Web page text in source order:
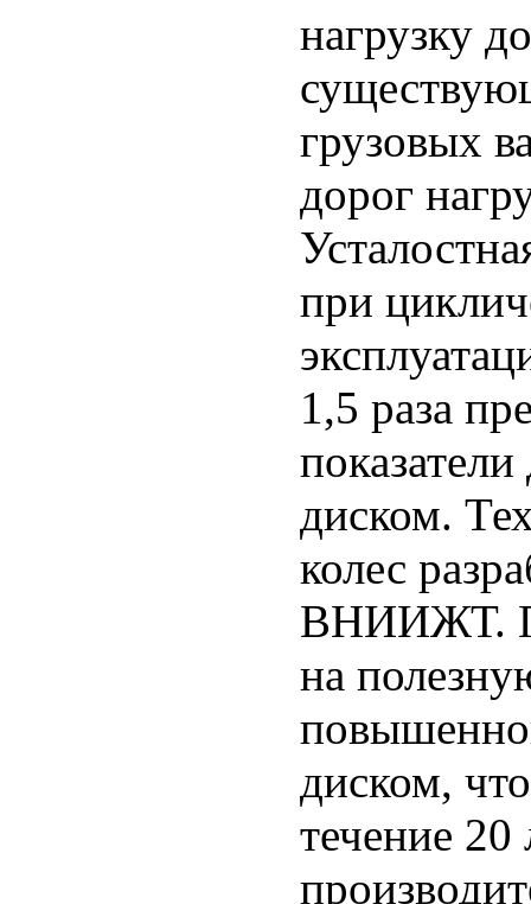
нагрузку
грузовых
дорог
при
1,5 раза
диском.
колес
ВНИИЖТ.
на
диском,
течение